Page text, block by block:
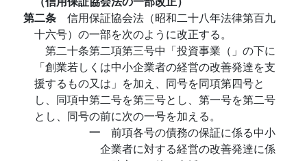
第二条 信用保証協会法（昭和二十八年法律第百九
十六号）の一部を次のように改正する。
第二十条第二項第三号中「投資事業（」の下に
「創業若しくは中小企業者の経営の改善発達を支
援するもの又は」を加え、同号を同項第四号と
し、同項中第二号を第三号とし、第一号を第二号
とし、同号の前に次の一号を加える。
一 前項各号の債務の保証に係る中小
企業者に対する経営の改善発達に係